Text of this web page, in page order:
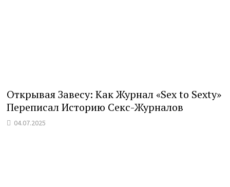
Открывая Завесу: Как Журнал «Sex to Sexty»
Переписал Историю Секс-Журналов
04.07.2025